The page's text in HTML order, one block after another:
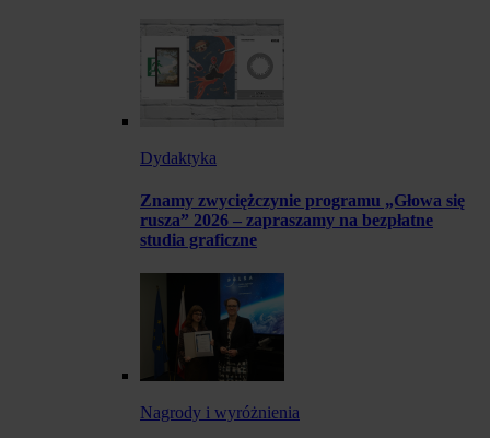
Dydaktyka
Znamy zwyciężczynie programu „Głowa się
rusza” 2026 – zapraszamy na bezpłatne
studia graficzne
Nagrody i wyróżnienia